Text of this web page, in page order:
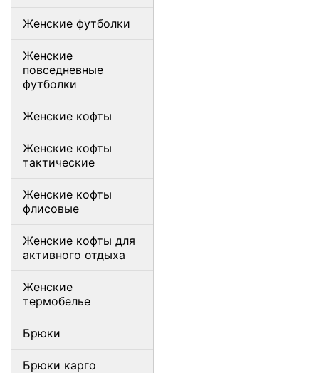
Женские футболки
Женские
повседневные
футболки
Женские кофты
Женские кофты
тактические
Женские кофты
флисовые
Женские кофты для
активного отдыха
Женские
термобелье
Брюки
Брюки карго